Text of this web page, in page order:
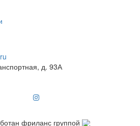
д. 93А
фриланс группой